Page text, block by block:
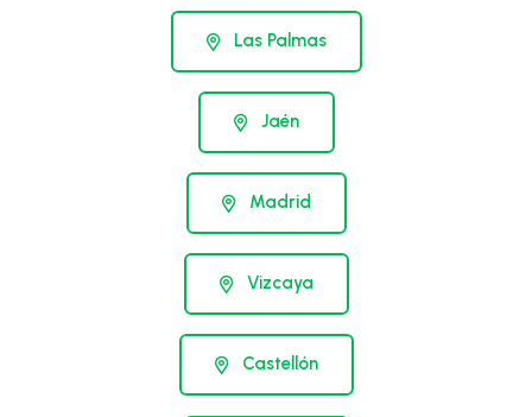
Las Palmas
Jaén
Madrid
Vizcaya
Castellón